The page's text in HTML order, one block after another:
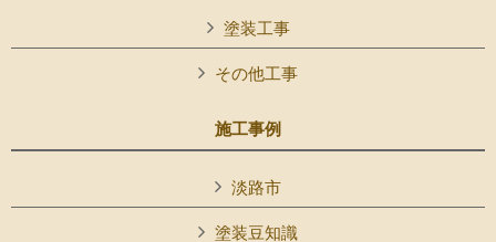
塗装工事
その他工事
施工事例
淡路市
塗装豆知識